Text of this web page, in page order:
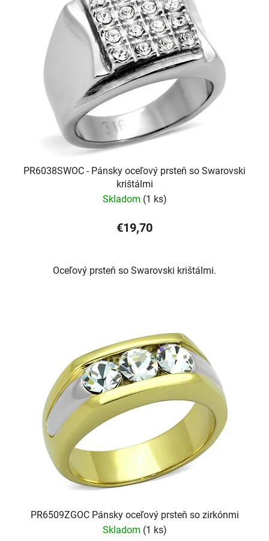
PR6038SWOC - Pánsky oceľový prsteň so Swarovski
krištálmi
Skladom (1 ks)
€19,70
Oceľový prsteň so Swarovski krištálmi.
PR6509ZGOC Pánsky oceľový prsteň so zirkónmi
Skladom (1 ks)